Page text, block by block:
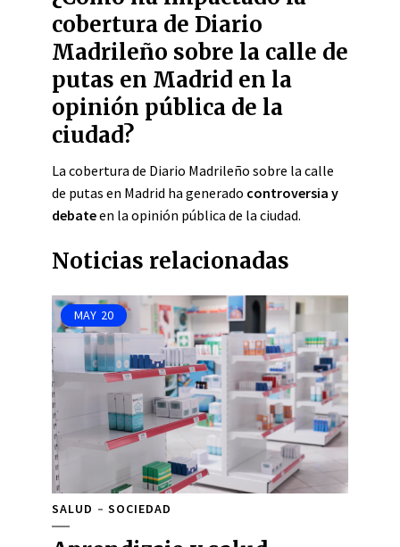
cobertura de Diario
Madrileño sobre la calle de
putas en Madrid en la
opinión pública de la
ciudad?
La cobertura de Diario Madrileño sobre la calle
de putas en Madrid ha generado controversia y
debateen la opinión pública de la ciudad.
Noticias relacionadas
MAY 20
SALUD SOCIEDAD